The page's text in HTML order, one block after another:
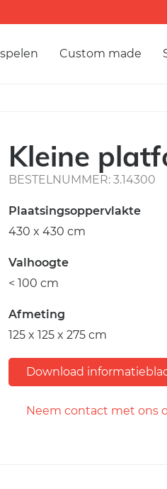
Custom made
Kleine
BESTELNUMMER: 3.14300
Plaatsingsoppervlakte
430 x 430 cm
Valhoogte
< 100 cm
Afmeting
125 x 125 x 275 cm
Download
Neem contact met ons